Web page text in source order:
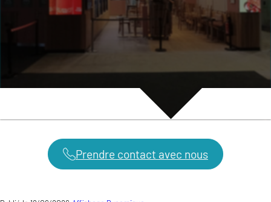
Prendre contact avec nous